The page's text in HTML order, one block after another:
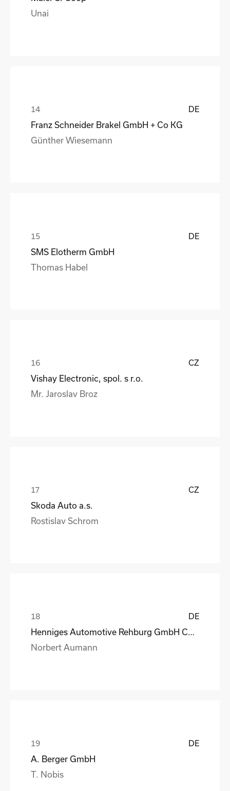
Unai
DE
Franz Schneider Brakel GmbH + Co KG
Günther Wiesemann
DE
SMS Elotherm GmbH
Thomas Habel
CZ
Vishay Electronic, spol. s r.o.
Mr. Jaroslav Broz
CZ
Skoda Auto a.s.
Rostislav Schrom
DE
Henniges Automotive Rehburg GmbH Co.KG
Norbert Aumann
DE
A. Berger GmbH
T. Nobis